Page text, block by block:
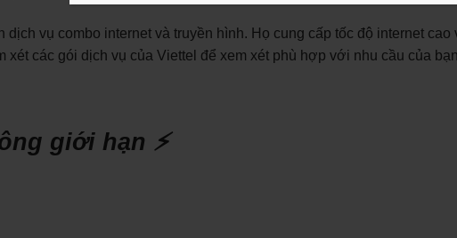
vụ combo internet và truyền hình. Họ cung cấp tốc độ internet cao
xét các gói dịch vụ của Viettel để xem xét phù hợp với nhu cầu của
giới hạn ⚡